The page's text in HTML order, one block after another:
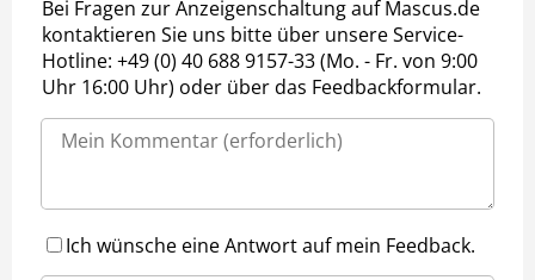
Bei Fragen zur Anzeigenschaltung auf Mascus.de
kontaktieren Sie uns bitte über unsere Service-
Hotline: +49 (0) 40 688 9157-33 (Mo. - Fr. von 9:00
Uhr 16:00 Uhr) oder über das Feedbackformular.
Ich wünsche eine Antwort auf mein Feedback.